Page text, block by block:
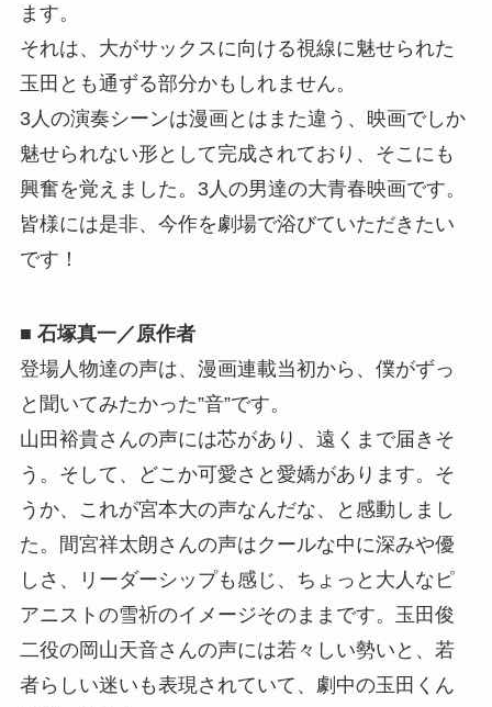
ます。
それは、大がサックスに向ける視線に魅せられた
玉田とも通ずる部分かもしれません。
3人の演奏シーンは漫画とはまた違う、映画でしか
魅せられない形として完成されており、そこにも
興奮を覚えました。3人の男達の大青春映画です。
皆様には是非、今作を劇場で浴びていただきたい
です！
■ 石塚真一／原作者
登場人物達の声は、漫画連載当初から、僕がずっ
と聞いてみたかった”音”です。
山田裕貴さんの声には芯があり、遠くまで届きそ
う。そして、どこか可愛さと愛嬌があります。そ
うか、これが宮本大の声なんだな、と感動しまし
た。間宮祥太朗さんの声はクールな中に深みや優
しさ、リーダーシップも感じ、ちょっと大人なピ
アニストの雪祈のイメージそのままです。玉田俊
二役の岡山天音さんの声には若々しい勢いと、若
者らしい迷いも表現されていて、劇中の玉田くん